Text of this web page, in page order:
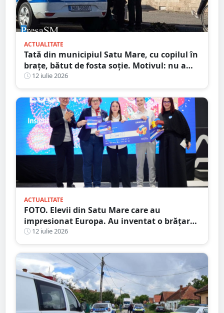
ACTUALITATE
Tată din municipiul Satu Mare, cu copilul în
brațe, bătut de fosta soție. Motivul: nu a
vrut să meargă în excursie
12 iulie 2026
ACTUALITATE
FOTO. Elevii din Satu Mare care au
impresionat Europa. Au inventat o brățară
inteligentă pentru colegii nevăzători
12 iulie 2026